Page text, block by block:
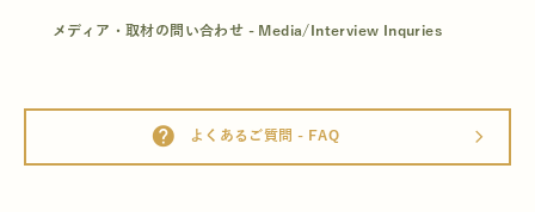
メディア・取材の問い合わせ - Media/Interview Inquries
help よくあるご質問 - FAQ arrow_forward_ios